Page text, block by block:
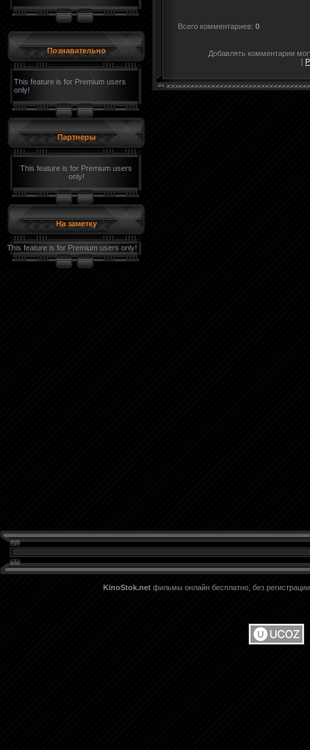
Познавательно
This feature is for Premium users
only!
Партнеры
This feature is for Premium users
only!
На заметку
This feature is for Premium users only!
Всего комментариев: 0
Добавлять комментарии
[
KinoStok.net фильмы онлайн бесплатно, без